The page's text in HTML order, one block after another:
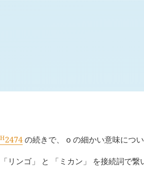
H2474の続きで、 o の細かい意味につ
「リンゴ」 と 「ミカン」 を接続詞で